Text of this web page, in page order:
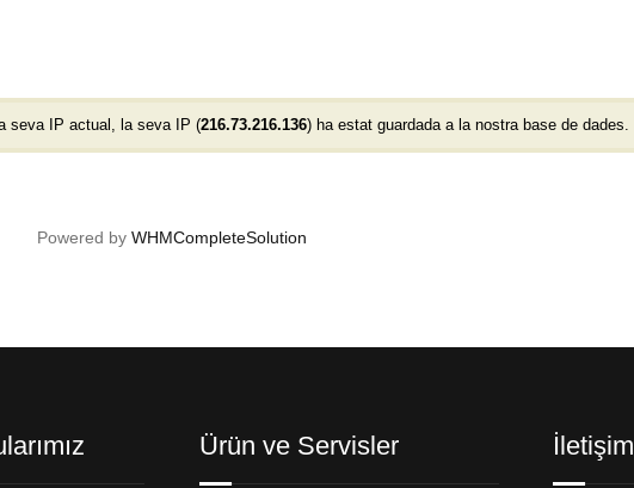
seva IP actual, la seva IP (216.73.216.136) ha estat guardada a la nostra base de dades.
Powered by WHMCompleteSolution
Ürün ve Servisler İletişim